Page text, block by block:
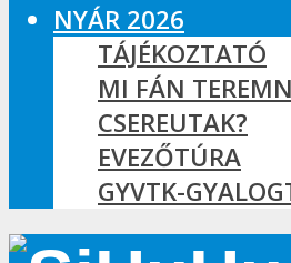
NYÁR 2026
TÁJÉKOZTATÓ
MI FÁN
CSEREUTAK?
EVEZŐTÚRA
GYVTK-